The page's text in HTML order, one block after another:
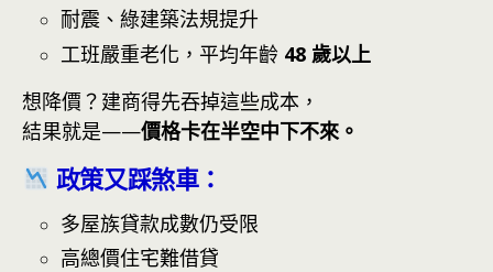
耐震、綠建築法規提升
工班嚴重老化，平均年齡 48 歲以上
想降價？建商得先吞掉這些成本，
結果就是——價格卡在半空中下不來。
政策又踩煞車：
多屋族貸款成數仍受限
高總價住宅難借貸